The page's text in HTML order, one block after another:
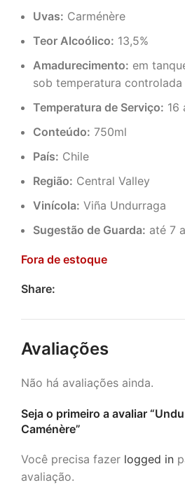
Uvas: Carménère
Teor Alcoólico: 13,5%
Amadurecimento: em
sob temperatura controlada
Temperatura de Serviço: 16
Conteúdo: 750ml
País: Chile
Região: Central Valley
Vinícola: Viña Undurraga
Sugestão de Guarda: até 7
Fora de estoque
Share:
Avaliações
Não há avaliações ainda.
Seja o primeiro a avaliar
Caménère”
Você precisa fazer logged in
avaliação.